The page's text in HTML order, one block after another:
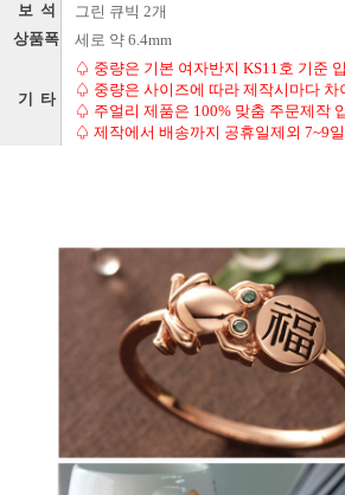
보 석 그린 큐빅 2개
상품폭 세로 약 6.4mm
기 타
♤ 중량은 기본 여자반지 KS11호 기준
♤ 중량은 사이즈에 따라 제작시마다 차
♤ 주얼리 제품은 100% 맞춤 주문제작
♤ 제작에서 배송까지 공휴일제외 7~9